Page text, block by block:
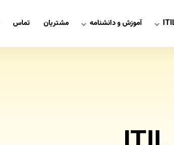
آموزش و دانشنامه مشتریان تماس